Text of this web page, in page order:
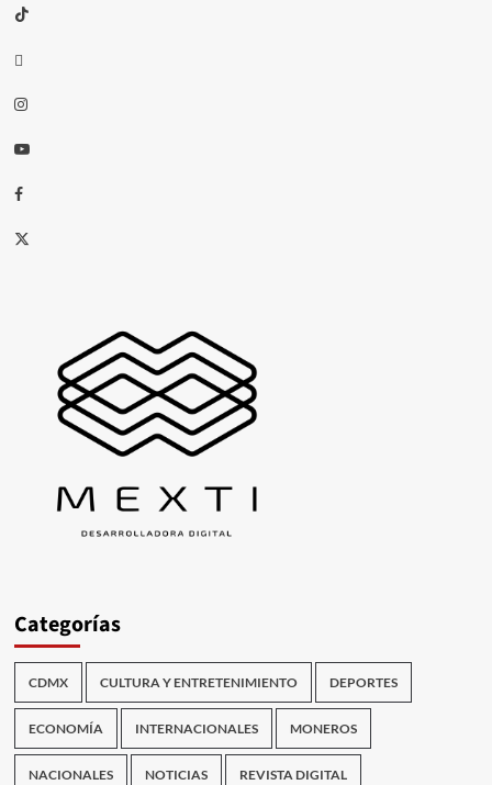
TikTok
threads
Instagram
Youtube
Facebook
X
Categorías
CDMX CULTURA Y ENTRETENIMIENTO DEPORTES
ECONOMÍA INTERNACIONALES MONEROS
NACIONALES NOTICIAS REVISTA DIGITAL